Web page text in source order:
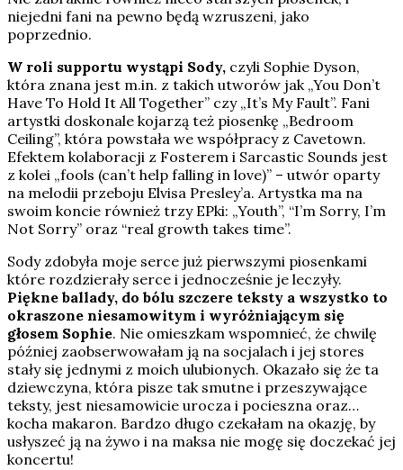
niejedni fani na pewno będą wzruszeni, jako
poprzednio.
W roli supportu wystąpi Sody, czyli Sophie Dyson,
która znana jest m.in. z takich utworów jak „You Don’t
Have To Hold It All Together” czy „It’s My Fault”. Fani
artystki doskonale kojarzą też piosenkę „Bedroom
Ceiling”, która powstała we współpracy z Cavetown.
Efektem kolaboracji z Fosterem i Sarcastic Sounds jest
z kolei „fools (can’t help falling in love)” – utwór oparty
na melodii przeboju Elvisa Presley’a. Artystka ma na
swoim koncie również trzy EPki: „Youth”, “I’m Sorry, I’m
Not Sorry” oraz “real growth takes time”.
Sody zdobyła moje serce już pierwszymi piosenkami
które rozdzierały serce i jednocześnie je leczyły.
Piękne ballady, do bólu szczere teksty a wszystko to
okraszone niesamowitym i wyróżniającym się
głosem Sophie. Nie omieszkam wspomnieć, że chwilę
później zaobserwowałam ją na socjalach i jej stores
stały się jednymi z moich ulubionych. Okazało się że ta
dziewczyna, która pisze tak smutne i przeszywające
teksty, jest niesamowicie urocza i pocieszna oraz…
kocha makaron. Bardzo długo czekałam na okazję, by
usłyszeć ją na żywo i na maksa nie mogę się doczekać jej
koncertu!